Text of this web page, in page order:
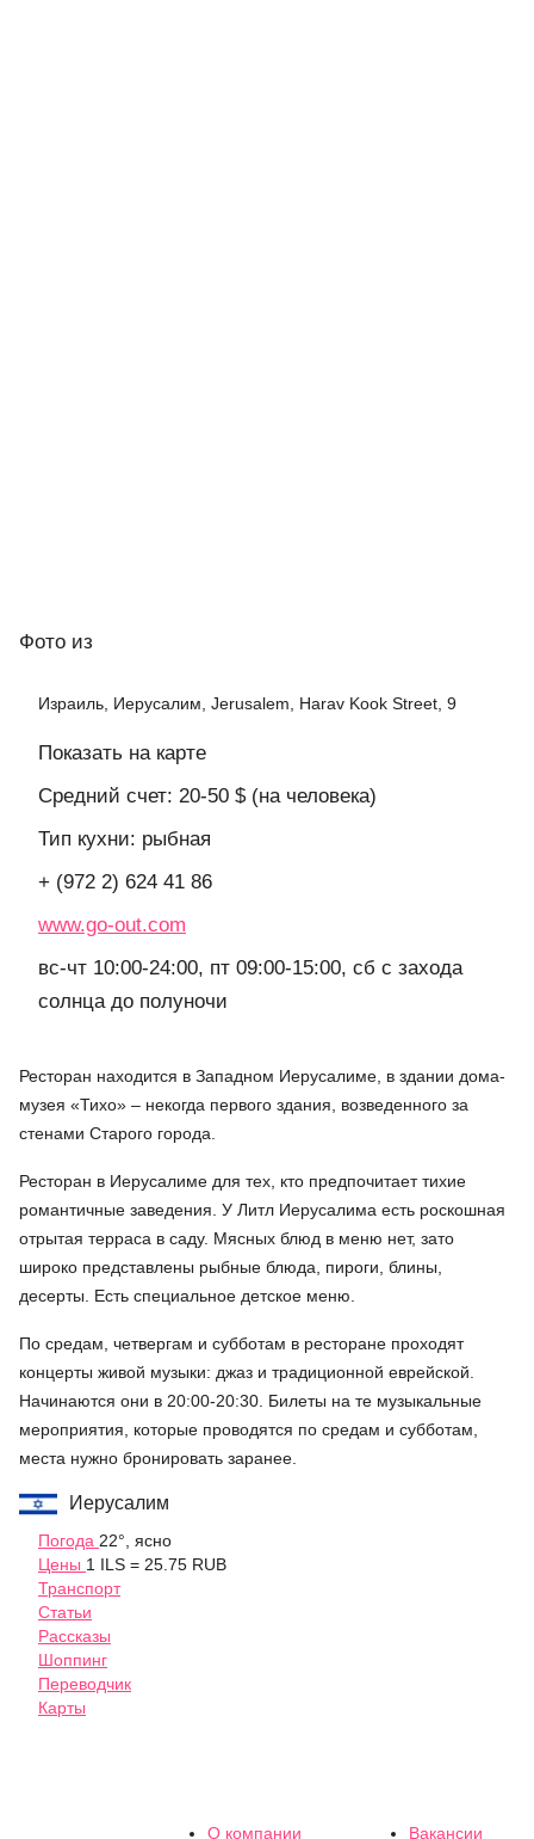
Фото из
Израиль, Иерусалим, Jerusalem, Harav Kook Street, 9
Показать на карте
Средний счет: 20-50 $ (на человека)
Тип кухни: рыбная
+ (972 2) 624 41 86
www.go-out.com
вс-чт 10:00-24:00, пт 09:00-15:00, сб с захода
солнца до полуночи
Ресторан находится в Западном Иерусалиме, в здании дома-
музея «Тихо» – некогда первого здания, возведенного за
стенами Старого города.
Ресторан в Иерусалиме для тех, кто предпочитает тихие
романтичные заведения. У Литл Иерусалима есть роскошная
отрытая терраса в саду. Мясных блюд в меню нет, зато
широко представлены рыбные блюда, пироги, блины,
десерты. Есть специальное детское меню.
По средам, четвергам и субботам в ресторане проходят
концерты живой музыки: джаз и традиционной еврейской.
Начинаются они в 20:00-20:30. Билеты на те музыкальные
мероприятия, которые проводятся по средам и субботам,
места нужно бронировать заранее.
Иерусалим
Погода 22°, ясно
Цены 1 ILS = 25.75 RUB
Транспорт
Статьи
Рассказы
Шоппинг
Переводчик
Карты
О компании Вакансии